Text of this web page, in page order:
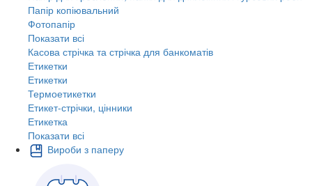
Папір копіювальний
Фотопапір
Показати всі
Касова стрічка та стрічка для банкоматів
Етикетки
Етикетки
Термоетикетки
Етикет-стрічки, цінники
Етикетка
Показати всі
Вироби з паперу